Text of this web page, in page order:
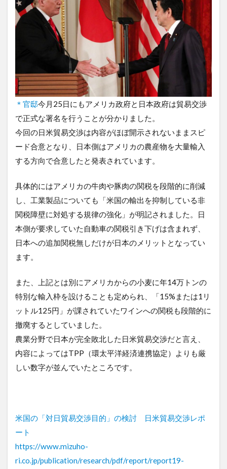
＊官邸今月25日にもアメリカ政府と日本政府は貿易交渉
で正式な署名を行うことが分かりました。
今回の日米貿易交渉は内容がほぼ開示されないままスピ
ード合意となり、日本側はアメリカの農産物を大量輸入
する方向で合意したと発表されています。
具体的にはアメリカの牛肉や豚肉の関税を段階的に削減
し、工業製品についても「米国の輸出を抑制している非
関税障壁に対処する規律の強化」が明記されました。日
本側が要求していた自動車の関税引き下げは含まれず、
日本への追加関税無しだけが日本のメリットとなってい
ます。
また、上記とは別にアメリカからの小麦に年14万トンの
特別な輸入枠を設けることも定められ、「15%または1リ
ットル125円」が課されていたワインへの関税も段階的に
撤廃するとしていました。
農業分野で日本が完全敗北した日米貿易交渉だと言え、
内容によってはTPP（環太平洋経済連携協定）よりも厳
しい数字が並んでいたところです。
米国の「対日貿易交渉目的」の検討 日米貿易交渉レポ
ート
https://www.mizuho-
ri.co.jp/publication/research/pdf/report/report19-